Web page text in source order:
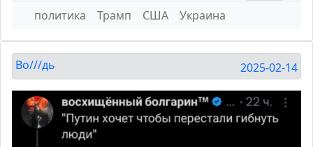
политика
Трамп США Украина
Во///дь 2025-02-14